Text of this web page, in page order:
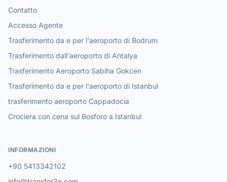
Contatto
Accesso Agente
Trasferimento da e per l'aeroporto di Bodrum
Trasferimento dall'aeroporto di Antalya
Trasferimento Aeroporto Sabiha Gokcen
Trasferimento da e per l'aeroporto di Istanbul
trasferimento aeroporto Cappadocia
Crociera con cena sul Bosforo a Istanbul
INFORMAZIONI
+90 5413342102